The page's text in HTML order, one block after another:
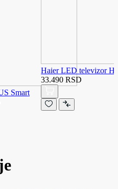
Smart
Haier LED televizor
33.490 RSD